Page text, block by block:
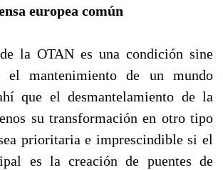
europea común
la OTAN es una condición sine
el mantenimiento de un mundo
que el desmantelamiento de la
su transformación en otro tipo
prioritaria e imprescindible si el
es la creación de puentes de